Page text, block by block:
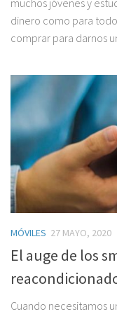
muchos jóvenes y
dinero como para
comprar para darnos
MÓVILES 27 MAYO, 2020
El auge de los
Cuando necesitamos